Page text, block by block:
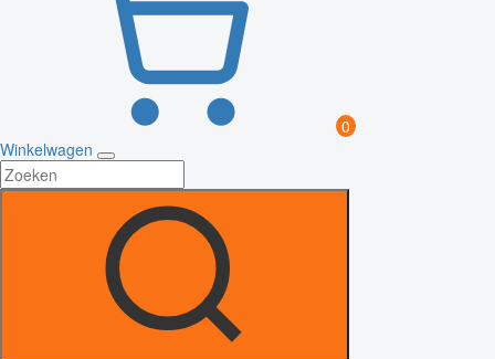
0
Winkelwagen